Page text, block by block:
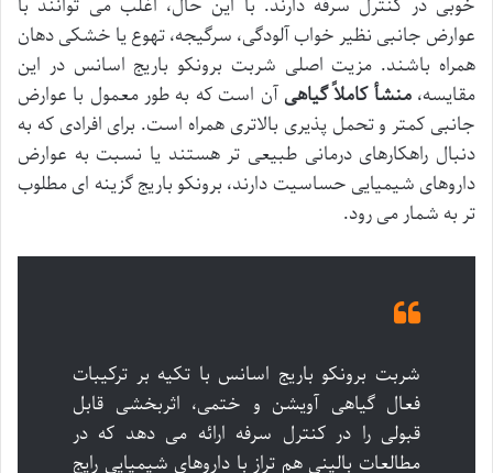
خوبی در کنترل سرفه دارند. با این حال، اغلب می توانند با
عوارض جانبی نظیر خواب آلودگی، سرگیجه، تهوع یا خشکی دهان
همراه باشند. مزیت اصلی شربت برونکو باریج اسانس در این
مقایسه،منشأ کاملاً گیاهیآن است که به طور معمول با عوارض
جانبی کمتر و تحمل پذیری بالاتری همراه است. برای افرادی که به
دنبال راهکارهای درمانی طبیعی تر هستند یا نسبت به عوارض
داروهای شیمیایی حساسیت دارند، برونکو باریج گزینه ای مطلوب
تر به شمار می رود.
شربت برونکو باریج اسانس با تکیه بر ترکیبات
فعال گیاهی آویشن و ختمی، اثربخشی قابل
قبولی را در کنترل سرفه ارائه می دهد که در
مطالعات بالینی هم تراز با داروهای شیمیایی رایج